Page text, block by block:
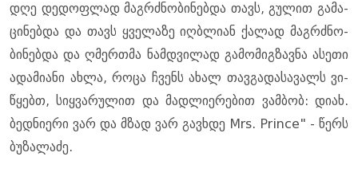
დღე დე­დოფ­ლად მაგ­რძნო­ბი­ნებ­და თავს, გუ­ლით გა­მა­
ცი­ნებ­და და თავს ყვე­ლა­ზე იღ­ბლი­ან ქა­ლად მაგ­რძნო­
ბი­ნებ­და და ღმერ­თმა ნამ­დვი­ლად გა­მო­მიგ­ზავ­ნა ასე­თი
ადა­მი­ა­ნი ახლა, როცა ჩვენს ახალ თავ­გა­და­სა­ვალს ვი­
წყებთ, სიყ­ვა­რუ­ლით და მად­ლი­ე­რე­ბით ვამ­ბობ: დიახ.
ბედ­ნი­ე­რი ვარ და მზად ვარ გავ­ხდე Mrs. Prince" - წერს
ბუ­ზა­ლა­ძე.